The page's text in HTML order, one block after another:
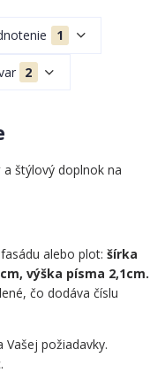
1
2
a štýlový doplnok na
alebo plot: šírka
výška písma 2,1cm.
čo dodáva číslu
Vašej požiadavky.